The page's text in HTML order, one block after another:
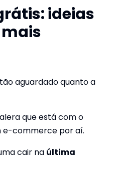
ideias
aguardado quanto a
que está com o
e-commerce por aí.
cair na última